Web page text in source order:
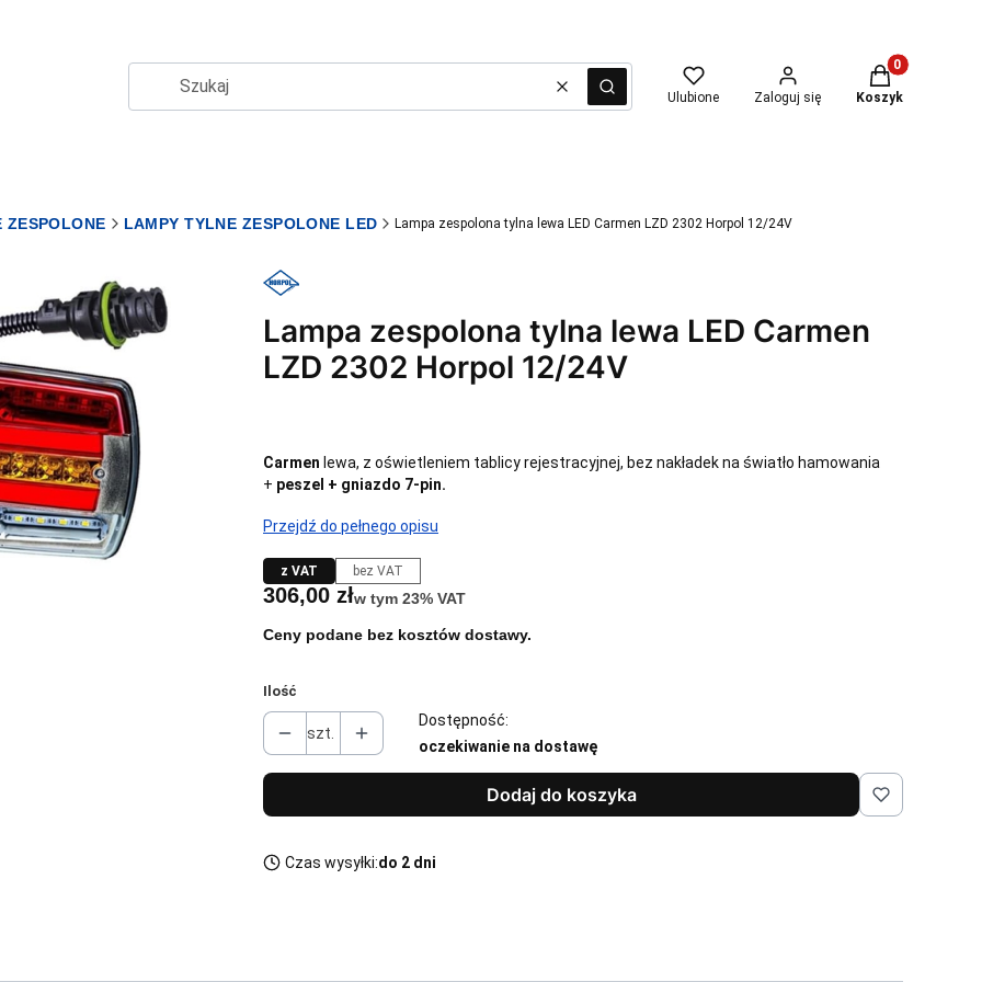
WyczyśćSzukaj Ulubione Zaloguj się
Produkty w
Koszyk
ZESPOLONE LAMPY TYLNE ZESPOLONE LED Lampa zespolona tylna lewa LED Carmen LZD 2302 Horpol 12/24V
Lampa zespolona tylna lewa LED Carmen
LZD 2302 Horpol 12/24V
Carmen lewa, z oświetleniem tablicy rejestracyjnej, bez nakładek na światło hamowania
+ peszel + gniazdo 7-pin.
Przejdź do pełnego opisu
z VAT bez VAT
Cena
306,00 złw tym 23% VAT
w tym 23% VAT
Ceny podane bez kosztów dostawy.
Ilość
szt.
Dostępność:
oczekiwanie na dostawę
Dodaj do koszyka
Czas wysyłki:do 2 dni